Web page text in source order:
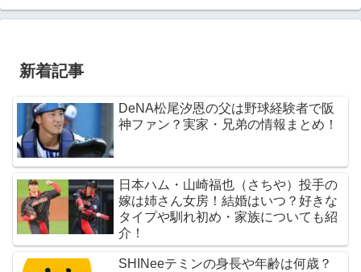
新着記事
DeNA松尾汐恩の父は野球経験者で阪
神ファン？実家・兄弟の情報まとめ！
日本ハム・山崎福也（さちや）投手の
嫁は姉さん女房！結婚はいつ？好きな
タイプや馴れ初め・家族についても紹
介！
SHINeeテミンの身長や年齢は何歳？